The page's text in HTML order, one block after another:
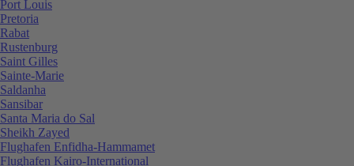
Port Louis
Pretoria
Rabat
Rustenburg
Saint Gilles
Sainte-Marie
Saldanha
Sansibar
Santa Maria do Sal
Sheikh Zayed
Flughafen Enfidha-Hammamet
Flughafen Kairo-International